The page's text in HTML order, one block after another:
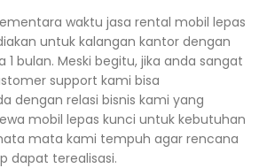
waktu jasa rental mobil lepas
untuk kalangan kantor dengan
bulan. Meski begitu, jika anda sangat
support kami bisa
dengan relasi bisnis kami yang
mobil lepas kunci untuk kebutuhan
mata kami tempuh agar rencana
dapat terealisasi.